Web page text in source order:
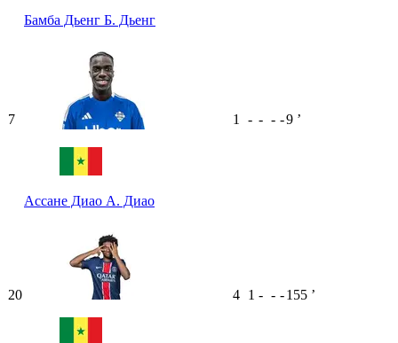
Бамба Дьенг Б. Дьенг
7
Ассане Диао А. Диао
1 - - - -9 ʼ
20 4 1 - - -155 ʼ